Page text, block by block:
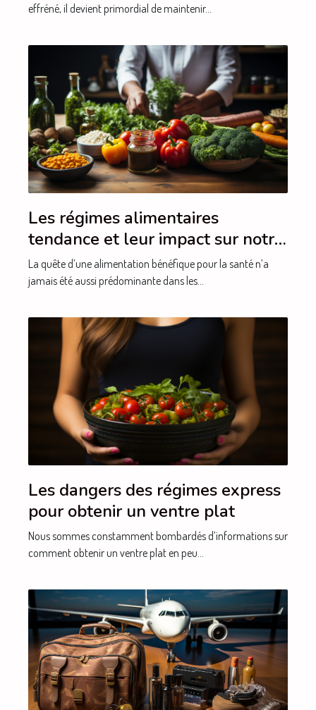
effréné, il devient primordial de maintenir...
Les régimes alimentaires
tendance et leur impact sur notre
santé
La quête d’une alimentation bénéfique pour la santé n’a
jamais été aussi prédominante dans les...
Les dangers des régimes express
pour obtenir un ventre plat
Nous sommes constamment bombardés d’informations sur
comment obtenir un ventre plat en peu...